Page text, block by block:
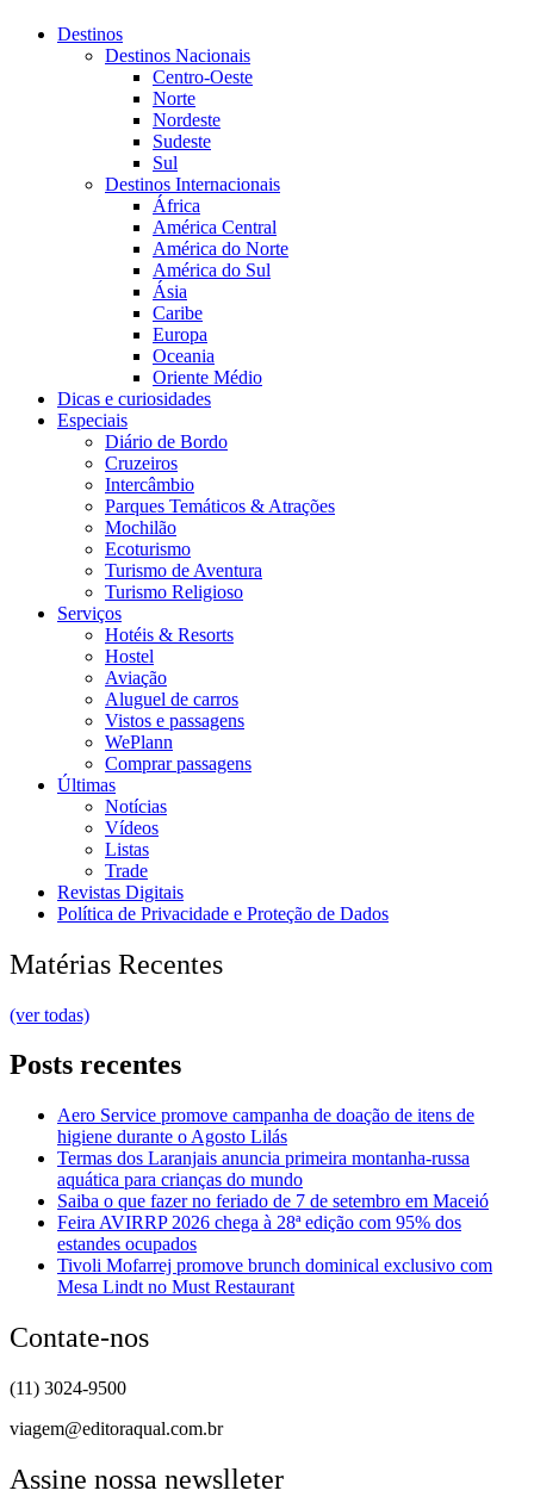
Destinos
Destinos Nacionais
Centro-Oeste
Norte
Nordeste
Sudeste
Sul
Destinos Internacionais
África
América Central
América do Norte
América do Sul
Ásia
Caribe
Europa
Oceania
Oriente Médio
Dicas e curiosidades
Especiais
Diário de Bordo
Cruzeiros
Intercâmbio
Parques Temáticos & Atrações
Mochilão
Ecoturismo
Turismo de Aventura
Turismo Religioso
Serviços
Hotéis & Resorts
Hostel
Aviação
Aluguel de carros
Vistos e passagens
WePlann
Comprar passagens
Últimas
Notícias
Vídeos
Listas
Trade
Revistas Digitais
Política de Privacidade e Proteção de Dados
Matérias Recentes
(ver todas)
Posts recentes
Aero Service promove campanha de doação de itens de
higiene durante o Agosto Lilás
Termas dos Laranjais anuncia primeira montanha-russa
aquática para crianças do mundo
Saiba o que fazer no feriado de 7 de setembro em Maceió
Feira AVIRRP 2026 chega à 28ª edição com 95% dos
estandes ocupados
Tivoli Mofarrej promove brunch dominical exclusivo com
Mesa Lindt no Must Restaurant
Contate-nos
(11) 3024-9500
viagem@editoraqual.com.br
Assine nossa newslleter